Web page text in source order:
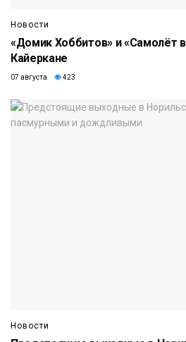
Новости
«Домик Хоббитов» и «Самолёт в
Кайеркане
07 августа 423
Новости